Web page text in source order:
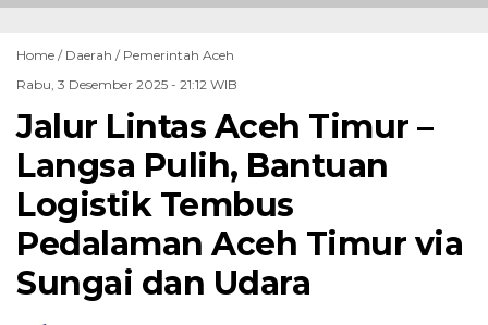
Home / Daerah / Pemerintah Aceh
Rabu, 3 Desember 2025 - 21:12 WIB
Jalur Lintas Aceh Timur –
Langsa Pulih, Bantuan
Logistik Tembus
Pedalaman Aceh Timur via
Sungai dan Udara